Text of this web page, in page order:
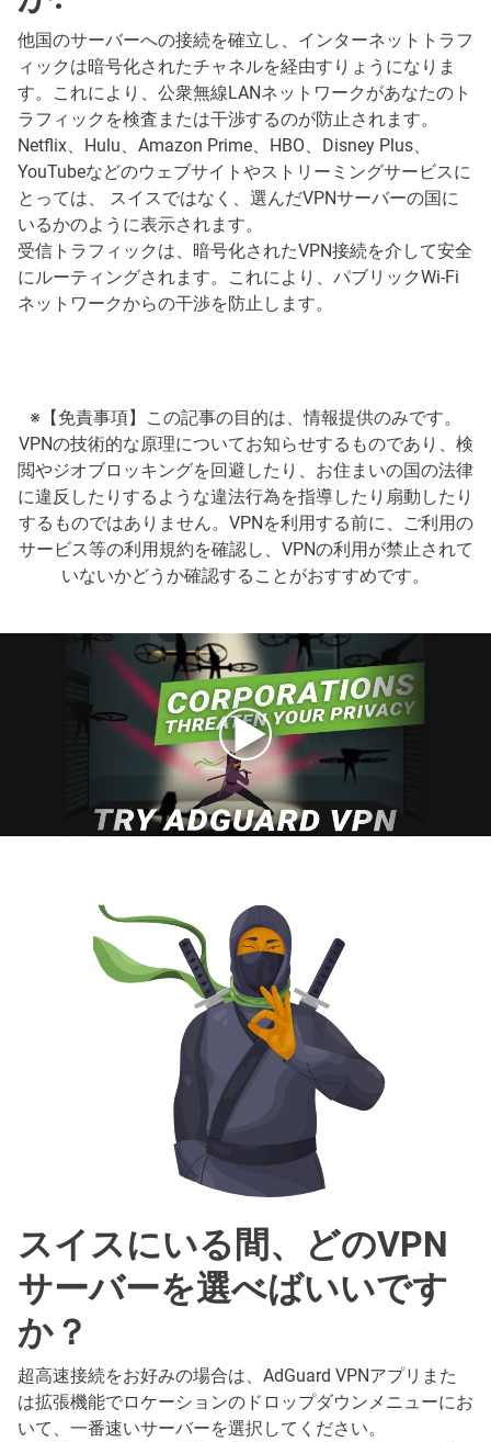
他国のサーバーへの接続を確立し、インターネットトラフ
ィックは暗号化されたチャネルを経由すりょうになりま
す。これにより、公衆無線LANネットワークがあなたのト
ラフィックを検査または干渉するのが防止されます。
Netflix、Hulu、Amazon Prime、HBO、Disney Plus、
YouTubeなどのウェブサイトやストリーミングサービスに
とっては、 スイスではなく、選んだVPNサーバーの国に
いるかのように表示されます。
受信トラフィックは、暗号化されたVPN接続を介して安全
にルーティングされます。これにより、パブリックWi-Fi
ネットワークからの干渉を防止します。
※【免責事項】この記事の目的は、情報提供のみです。
VPNの技術的な原理についてお知らせするものであり、検
閲やジオブロッキングを回避したり、お住まいの国の法律
に違反したりするような違法行為を指導したり扇動したり
するものではありません。VPNを利用する前に、ご利用の
サービス等の利用規約を確認し、VPNの利用が禁止されて
いないかどうか確認することがおすすめです。
スイスにいる間、どのVPN
サーバーを選べばいいです
か？
超高速接続をお好みの場合は、AdGuard VPNアプリまた
は拡張機能でロケーションのドロップダウンメニューにお
いて、一番速いサーバーを選択してください。